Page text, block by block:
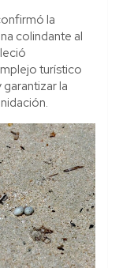
la
colindante al
turístico
la